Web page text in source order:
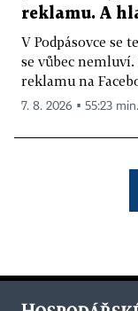
reklamu. A
V Podpásovce se
se vůbec
reklamu na
7. 8. 2026 ▪ 55:23 min.